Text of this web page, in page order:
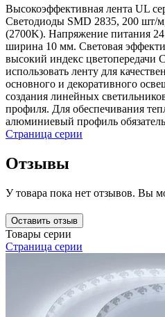
Высокоэффективная лента UL
Светодиоды SMD 2835, 200 шт/
(2700K). Напряжение питания
ширина 10 мм. Световая
высокий индекс цветопередачи
использовать ленту для
основного и декоративного
создания линейных
профиля. Для обеспечивания
алюминиевый профиль
Страница серии
Отзывы
У товара пока нет отзывов. Вы
Оставить отзыв
Товары серии
Страница серии